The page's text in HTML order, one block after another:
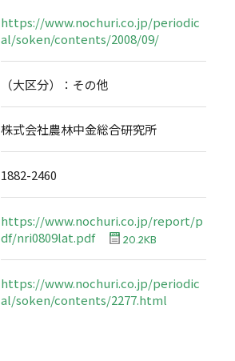
https://www.nochuri.co.jp/periodic
al/soken/contents/2008/09/
（大区分）：その他
株式会社農林中金総合研究所
1882-2460
https://www.nochuri.co.jp/report/p
df/nri0809lat.pdf
20.2KB
https://www.nochuri.co.jp/periodic
al/soken/contents/2277.html